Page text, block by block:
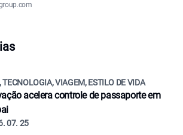
TECNOLOGIA, VIAGEM, ESTILO DE VIDA
acelera controle de passaporte em
07. 25